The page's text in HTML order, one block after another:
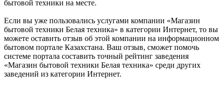
бытовой техники на месте.
Если вы уже пользовались услугами компании «Магазин
бытовой техники Белая техника» в категории Интернет, то вы
можете оставить отзыв об этой компании на информационном
бытовом портале Казахстана. Ваш отзыв, сможет помочь
системе портала составить точный рейтинг заведения
«Магазин бытовой техники Белая техника» среди других
заведений из категории Интернет.